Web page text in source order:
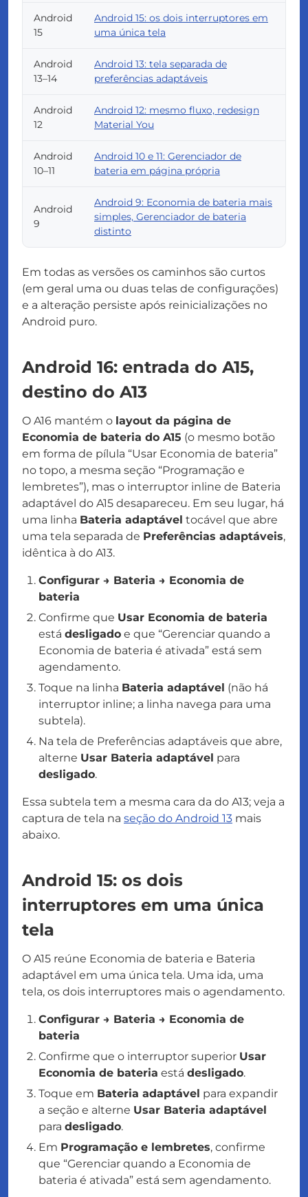
Android
15
Android 15: os dois interruptores em
uma única tela
Android
13–14
Android 13: tela separada de
preferências adaptáveis
Android
12
Android 12: mesmo fluxo, redesign
Material You
Android
10–11
Android 10 e 11: Gerenciador de
bateria em página própria
Android
9
Android 9: Economia de bateria mais
simples, Gerenciador de bateria
distinto
Em todas as versões os caminhos são curtos
(em geral uma ou duas telas de configurações)
e a alteração persiste após reinicializações no
Android puro.
Android 16: entrada do A15,
destino do A13
O A16 mantém o layout da página de
Economia de bateria do A15 (o mesmo botão
em forma de pílula “Usar Economia de bateria”
no topo, a mesma seção “Programação e
lembretes”), mas o interruptor inline de Bateria
adaptável do A15 desapareceu. Em seu lugar, há
uma linha Bateria adaptável tocável que abre
uma tela separada de Preferências adaptáveis,
idêntica à do A13.
Configurar → Bateria → Economia de
bateria
Confirme que Usar Economia de bateria
está desligado e que “Gerenciar quando a
Economia de bateria é ativada” está sem
agendamento.
Toque na linha Bateria adaptável (não há
interruptor inline; a linha navega para uma
subtela).
Na tela de Preferências adaptáveis que abre,
alterne Usar Bateria adaptável para
desligado.
Essa subtela tem a mesma cara da do A13; veja a
captura de tela na seção do Android 13 mais
abaixo.
Android 15: os dois
interruptores em uma única
tela
O A15 reúne Economia de bateria e Bateria
adaptável em uma única tela. Uma ida, uma
tela, os dois interruptores mais o agendamento.
Configurar → Bateria → Economia de
bateria
Confirme que o interruptor superior Usar
Economia de bateria está desligado.
Toque em Bateria adaptável para expandir
a seção e alterne Usar Bateria adaptável
para desligado.
Em Programação e lembretes, confirme
que “Gerenciar quando a Economia de
bateria é ativada” está sem agendamento.